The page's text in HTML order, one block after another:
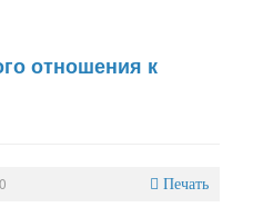
отношения к
Печать